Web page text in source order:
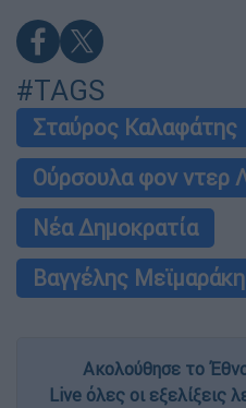
#TAGS
Σταύρος Καλαφάτης
Ούρσουλα φον ντερ
Νέα Δημοκρατία
Βαγγέλης
Ακολούθησε το
Live όλες οι εξελίξεις